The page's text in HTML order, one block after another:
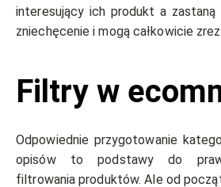
interesujący ich produkt a
zniechęcenie i mogą całkowicie
Filtry w
Odpowiednie przygotowanie
opisów to podstawy do
filtrowania produktów. Ale od